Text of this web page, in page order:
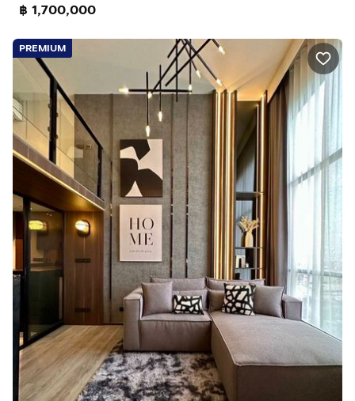
฿ 1,700,000
PREMIUM